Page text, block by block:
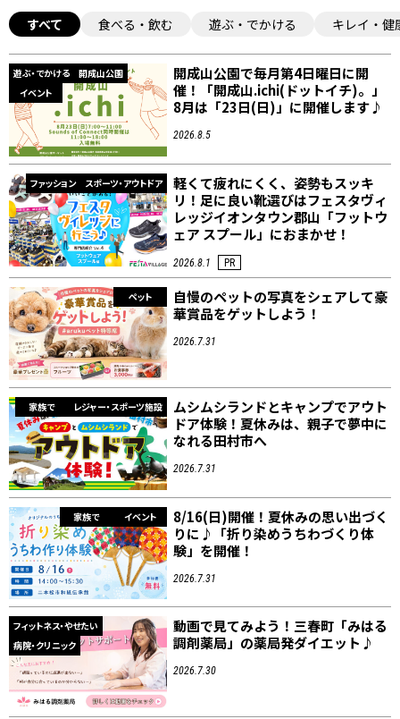
すべて 食べる・飲む 遊ぶ・でかける キレイ・健
遊ぶ・でかける
開成山公園
イベント
開成山公園で毎月第4日曜日に開
催！「開成山.ichi(ドットイチ)。」
8月は「23日(日)」に開催します♪
2026.8.5
ファッション スポーツ・アウトドア
軽くて疲れにくく、姿勢もスッキ
リ！足に良い靴選びはフェスタヴィ
レッジイオンタウン郡山「フットウ
ェア スプール」におまかせ！
2026.8.1 PR
ペット
自慢のペットの写真をシェアして豪
華賞品をゲットしよう！
2026.7.31
家族で レジャー・スポーツ施設
ムシムシランドとキャンプでアウト
ドア体験！夏休みは、親子で夢中に
なれる田村市へ
2026.7.31
家族で イベント
8/16(日)開催！夏休みの思い出づく
りに♪「折り染めうちわづくり体
験」を開催！
2026.7.31
フィットネス・やせたい
病院・クリニック
動画で見てみよう！三春町「みはる
調剤薬局」の薬局発ダイエット♪
2026.7.30